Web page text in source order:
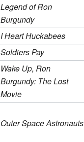
Legend of Ron
Burgundy
I Heart Huckabees
Soldiers Pay
Wake Up, Ron
Burgundy: The Lost
Movie
Outer Space Astronauts